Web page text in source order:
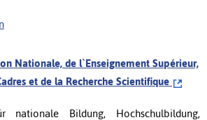
Nationale, de l`Enseignement Supérieur,
et de la Recherche Scientifique
nationale Bildung, Hochschulbildung,